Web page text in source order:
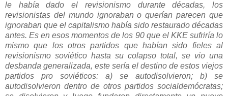
le había dado el revisionismo durante décadas, los
revisionistas del mundo ignoraban o querían parecen que
ignoraban que el capitalismo había sido restaurado décadas
antes. Es en esos momentos de los 90 que el KKE sufriría lo
mismo que los otros partidos que habían sido fieles al
revisionismo soviético hasta su colapso total, se vio una
desbanda generalizada, este sería el destino de estos viejos
partidos pro soviéticos: a) se autodisolvieron; b) se
autodisolvieron dentro de otros partidos socialdemócratas;